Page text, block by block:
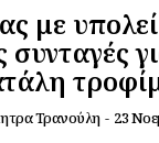
με
συνταγές
Τρανούλη - 23